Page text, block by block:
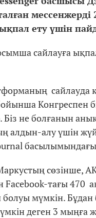
ету үшін
сайлауға
Конгреспен
Біз не болғанын
алдын-алу үшін
сөзінше,
Facebook-тағы 470
болуы мүмкін.
деген 3 мыңға